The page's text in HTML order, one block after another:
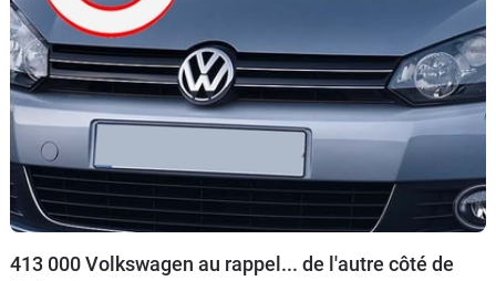
413 000 Volkswagen au rappel... de l'autre côté de